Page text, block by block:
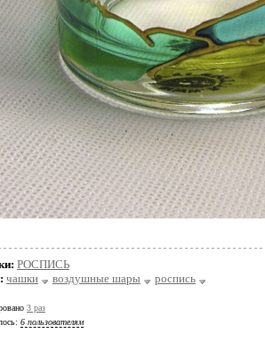
РОСПИСЬ
чашки воздушные шары роспись
3 раз
6 пользователям